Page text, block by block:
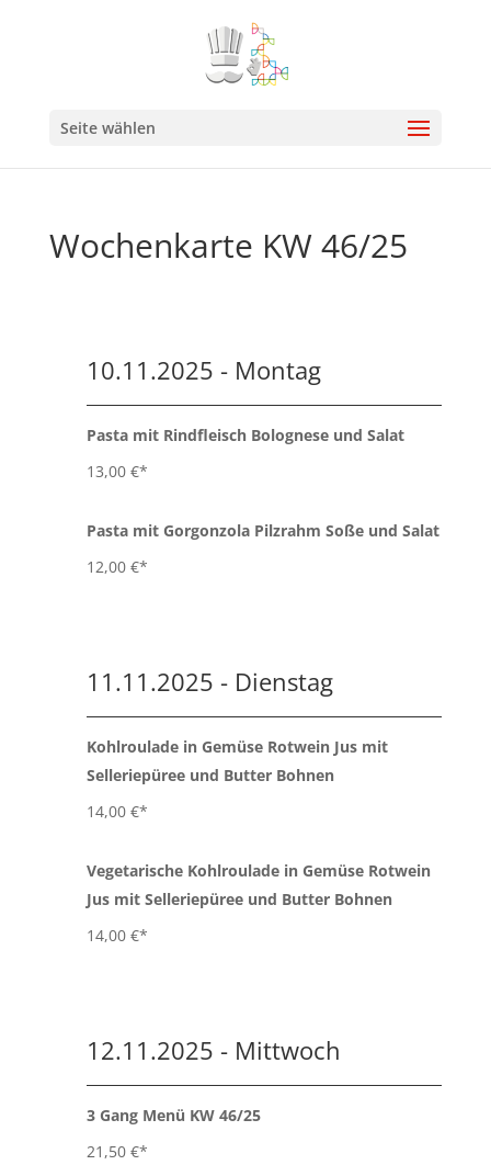
Seite wählen
Wochenkarte KW 46/25
10.11.2025 - Montag
Pasta mit Rindfleisch Bolognese und Salat
13,00 €*
Pasta mit Gorgonzola Pilzrahm Soße und Salat
12,00 €*
11.11.2025 - Dienstag
Kohlroulade in Gemüse Rotwein Jus mit
Selleriepüree und Butter Bohnen
14,00 €*
Vegetarische Kohlroulade in Gemüse Rotwein
Jus mit Selleriepüree und Butter Bohnen
14,00 €*
12.11.2025 - Mittwoch
3 Gang Menü KW 46/25
21,50 €*